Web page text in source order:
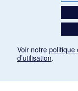
Voir notre politique
d’utilisation.